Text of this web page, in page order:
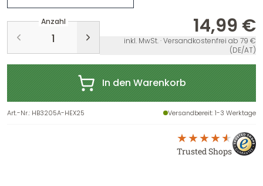
Anzahl 14,99 €
inkl. MwSt. · Versandkostenfrei ab 79 €
(DE/AT)
In den Warenkorb
Art.-Nr.: HB3205A-HEX25 Versandbereit: 1-3 Werktage
Trusted Shops